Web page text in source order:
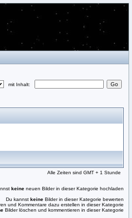
mit Inhalt:
Alle Zeiten sind GMT + 1 Stunde
keine neuen Bilder in dieser Kategorie hochladen
Du kannst keine Bilder in dieser Kategorie bewerten
und Kommentare dazu erstellen in dieser Kategorie
Bilder löschen und kommentieren in dieser Kategorie